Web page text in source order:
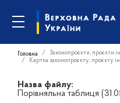
Головна Законопроєкти, проєкти
Картка законопроєкту, проєкту
Назва файлу:
Порівняльна таблиця